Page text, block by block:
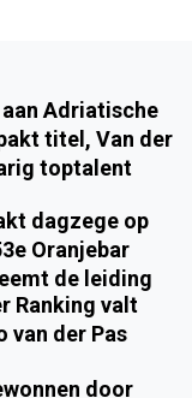
Adriatische
titel, Van der
toptalent
dagzege op
Oranjebar
de leiding
Ranking valt
van der Pas
door